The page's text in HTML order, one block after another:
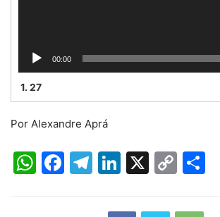
00:00
1. 27
Por Alexandre Aprá
WhatsApp
Facebook
Telegram
LinkedIn
X
Copy